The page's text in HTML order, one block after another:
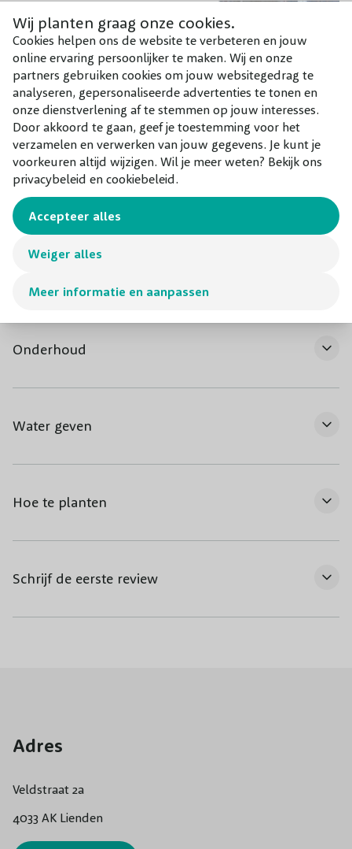
Wij planten graag onze cookies.
Cookies helpen ons de website te verbeteren en jouw
online ervaring persoonlijker te maken. Wij en onze
partners gebruiken cookies om jouw websitegedrag te
analyseren, gepersonaliseerde advertenties te tonen en
onze dienstverlening af te stemmen op jouw interesses.
Door akkoord te gaan, geef je toestemming voor het
verzamelen en verwerken van jouw gegevens. Je kunt je
voorkeuren altijd wijzigen. Wil je meer weten? Bekijk ons
privacybeleid en cookiebeleid.
Meer informatie en aanpassen
Weiger alles
Accepteer alles
Pot/Kluit/Kale
wortel
Kale wortel
Hoogte 60-80 cm
Aanplantgrond (potgrond)
Onderhoud
Water geven
Hoe te planten
Schrijf de eerste review
Adres
Veldstraat 2a
4033 AK Lienden